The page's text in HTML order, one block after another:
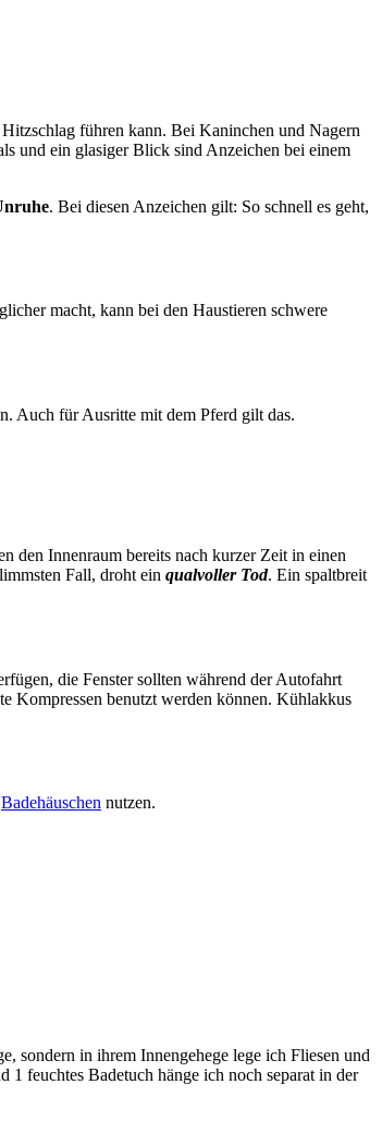
führen kann. Bei Kaninchen und Nagern
und ein glasiger Blick sind Anzeichen bei einem
. Bei diesen Anzeichen gilt: So schnell es geht,
macht, kann bei den Haustieren schwere
Auch für Ausritte mit dem Pferd gilt das.
den Innenraum bereits nach kurzer Zeit in einen
Fall, droht ein qualvoller Tod. Ein spaltbreit
die Fenster sollten während der Autofahrt
Kompressen benutzt werden können. Kühlakkus
Badehäuschen nutzen.
sondern in ihrem Innengehege lege ich Fliesen und
feuchtes Badetuch hänge ich noch separat in der